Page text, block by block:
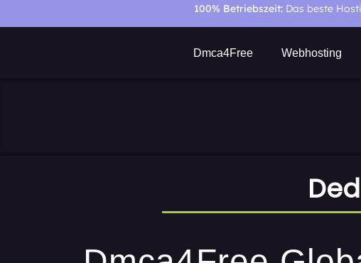
100% Betriebszeit: Das beste
Dmca4Free Webhosting